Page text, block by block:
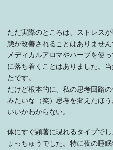
ただ実際のところは、ストレス
態が改善されることはありません
メディカルアロマやハーブを使
に落ち着くことはありました。
たです。
だけど根本的に、私の思考回路
みたいな（笑）思考を変えたほ
いいかわからない。
体にすぐ顕著に現れるタイプで
ょっちゅうでした。特に夜の睡